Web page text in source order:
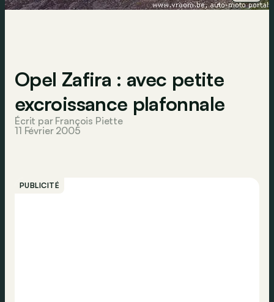
Opel Zafira : avec petite
excroissance plafonnale
Écrit par François Piette
11 Février 2005
PUBLICITÉ